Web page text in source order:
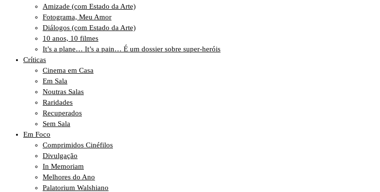
Amizade (com Estado da Arte)
Fotograma, Meu Amor
Diálogos (com Estado da Arte)
10 anos, 10 filmes
It’s a plane… It’s a pain… É um dossier sobre super-heróis
Críticas
Cinema em Casa
Em Sala
Noutras Salas
Raridades
Recuperados
Sem Sala
Em Foco
Comprimidos Cinéfilos
Divulgação
In Memoriam
Melhores do Ano
Palatorium Walshiano